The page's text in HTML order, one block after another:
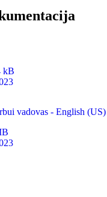
kB
vadovas - English (US)